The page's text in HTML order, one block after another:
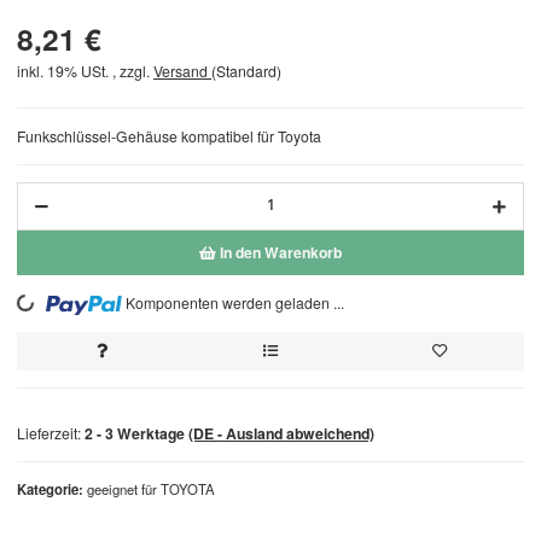
Kategorie geeignet für TOYOTA
Funkschlüssel-Gehäuse kompatibel für Toyota
8,21 €
inkl. 19% USt. , zzgl. Versand (Standard)
In den Warenkorb
Loading... Komponenten werden geladen ...
Lieferzeit:2 - 3 Werktage(DE - Ausland abweichend)